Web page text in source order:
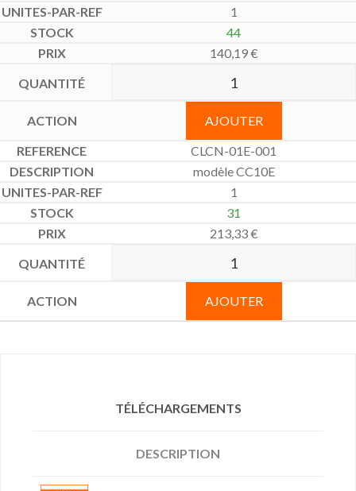
1
44
140,19€
AJOUTER
CLCN-01E-001
modèle CC10E
1
31
213,33€
AJOUTER
TÉLÉCHARGEMENTS
DESCRIPTION